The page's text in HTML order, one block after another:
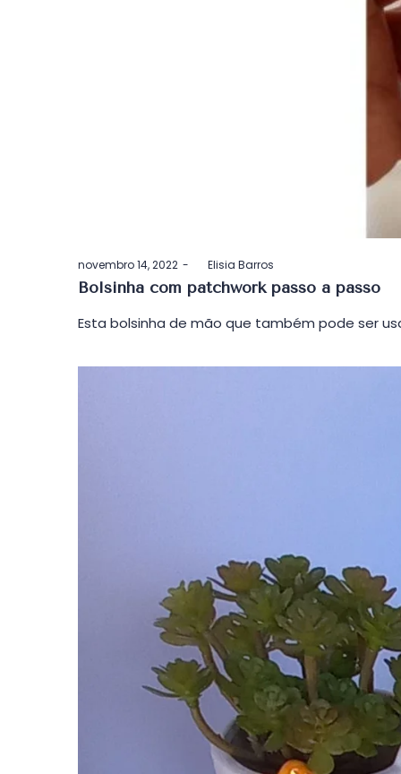
Postado
em
novembro 14, 2022 byElisia Barros
Bolsinha com patchwork passo a passo
Esta bolsinha de mão que também pode ser